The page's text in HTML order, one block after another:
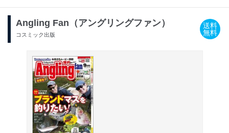
Angling Fan（アングリングファン）
コスミック出版
送料
無料